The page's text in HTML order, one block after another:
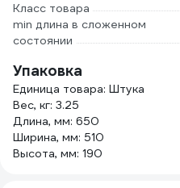
Класс товара
min длина в сложенном
состоянии
Упаковка
Единица товара: Штука
Вес, кг: 3.25
Длина, мм: 650
Ширина, мм: 510
Высота, мм: 190